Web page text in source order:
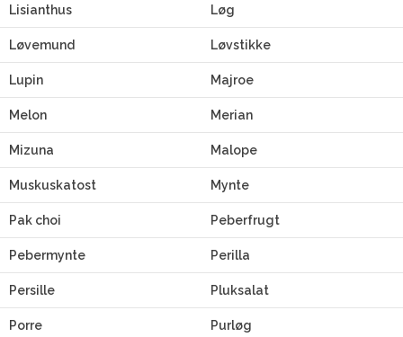
Lisianthus Løg
Løvemund Løvstikke
Lupin Majroe
Melon Merian
Mizuna Malope
Muskuskatost Mynte
Pak choi Peberfrugt
Pebermynte Perilla
Persille Pluksalat
Porre Purløg